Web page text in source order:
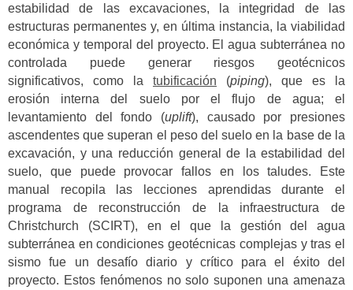
estabilidad de las excavaciones, la integridad de las
estructuras permanentes y, en última instancia, la viabilidad
económica y temporal del proyecto. El agua subterránea no
controlada puede generar riesgos geotécnicos
significativos, como la tubificación (piping), que es la
erosión interna del suelo por el flujo de agua; el
levantamiento del fondo (uplift), causado por presiones
ascendentes que superan el peso del suelo en la base de la
excavación, y una reducción general de la estabilidad del
suelo, que puede provocar fallos en los taludes. Este
manual recopila las lecciones aprendidas durante el
programa de reconstrucción de la infraestructura de
Christchurch (SCIRT), en el que la gestión del agua
subterránea en condiciones geotécnicas complejas y tras el
sismo fue un desafío diario y crítico para el éxito del
proyecto. Estos fenómenos no solo suponen una amenaza